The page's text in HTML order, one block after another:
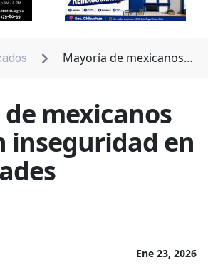

Mayoría de mexicanos
mexicanos
inseguridad en
Ene 23, 2026